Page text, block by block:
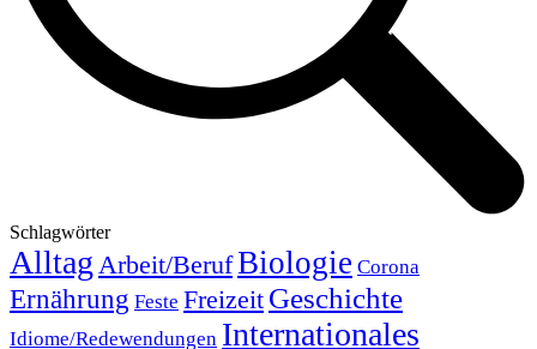
Schlagwörter
Alltag Arbeit/BerufBiologie Corona
Ernährung Feste Freizeit Geschichte
Idiome/Redewendungen Internationales